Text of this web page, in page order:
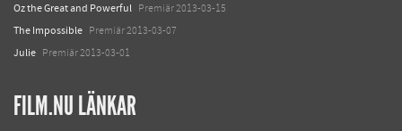
Oz the Great and Powerful Premiär 2013-03-15
The Impossible Premiär 2013-03-07
Julie Premiär 2013-03-01
FILM.NU LÄNKAR